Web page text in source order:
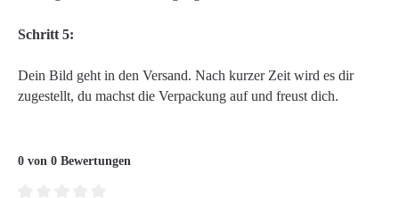
Schritt 5:
Dein Bild geht in den Versand. Nach kurzer Zeit wird es dir
zugestellt, du machst die Verpackung auf und freust dich.
0 von 0 Bewertungen